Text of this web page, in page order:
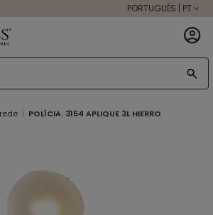
PORTUGUÊS | PT
POLÍCIA. 3154 APLIQUE 3L HIERRO